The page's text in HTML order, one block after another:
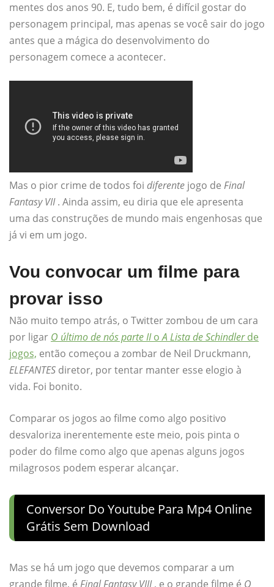
mentes dos anos 90. E, tudo bem, é difícil gostar do
personagem principal, mas apenas se você sair do jogo
antes que a mágica do desenvolvimento do
personagem comece a acontecer.
Mas o pior crime de todos foi diferente jogo de Final
Fantasy VII. Ainda assim, eu diria que ele apresenta
uma das construções de mundo mais engenhosas que
já vi em um jogo.
Vou convocar um filme para
provar isso
Não muito tempo atrás, o Twitter zombou de um cara
por ligar O último de nós parte IIoA Lista de Schindlerde
jogos, então começou a zombar de Neil Druckmann,
ELEFANTES diretor, por tentar manter esse elogio à
vida. Foi bonito.
Comparar os jogos ao filme como algo positivo
desvaloriza inerentemente este meio, pois pinta o
poder do filme como algo que apenas alguns jogos
milagrosos podem esperar alcançar.
Conversor Do Youtube Para Mp4 Online
Grátis Sem Download
Mas se há um jogo que devemos comparar a um
grande filme, é Final Fantasy VIII, e o grande filme é O